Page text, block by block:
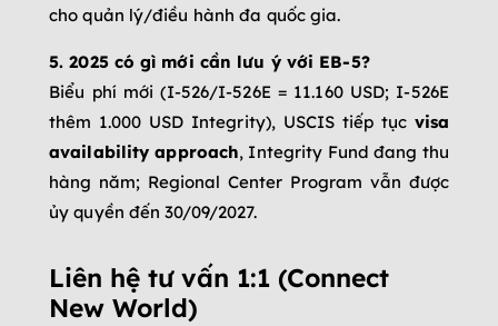
cho quản lý/điều hành đa quốc gia.
5. 2025 có gì mới cần lưu ý với EB-5?
Biểu phí mới (I-526/I-526E = 11.160 USD; I-526E
thêm 1.000 USD Integrity), USCIS tiếp tục visa
availability approach, Integrity Fund đang thu
hàng năm; Regional Center Program vẫn được
ủy quyền đến 30/09/2027.
Liên hệ tư vấn 1:1 (Connect
New World)